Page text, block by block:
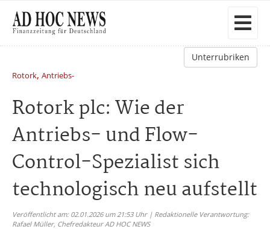
Unterrubriken
Rotork, Antriebs-
Rotork plc: Wie der
Antriebs- und Flow-
Control-Spezialist sich
technologisch neu aufstellt
Veröffentlicht am: 02.01.2026 um 21:53 Uhr | Redaktionelle Verantwortung:
Rafael Müller, Chefredakteur AD HOC NEWS